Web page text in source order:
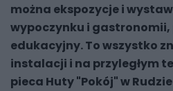
można ekspozycje i
wypoczynku i
edukacyjny. To wszystko
instalacji i na przyległym
pieca Huty "Pokój" w